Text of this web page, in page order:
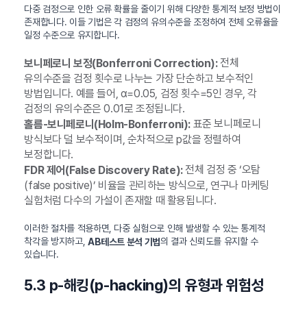
다중 검정으로 인한 오류 확률을 줄이기 위해 다양한 통계적 보정 방법이
존재합니다. 이들 기법은 각 검정의 유의수준을 조정하여 전체 오류율을
일정 수준으로 유지합니다.
보니페로니 보정(Bonferroni Correction):전체
유의수준을 검정 횟수로 나누는 가장 단순하고 보수적인
방법입니다. 예를 들어, α=0.05, 검정 횟수=5인 경우, 각
검정의 유의수준은 0.01로 조정됩니다.
홀름-보니페로니(Holm-Bonferroni):표준 보니페로니
방식보다 덜 보수적이며, 순차적으로 p값을 정렬하여
보정합니다.
FDR 제어(False Discovery Rate):전체 검정 중 ‘오탐
(false positive)’ 비율을 관리하는 방식으로, 연구나 마케팅
실험처럼 다수의 가설이 존재할 때 활용됩니다.
이러한 절차를 적용하면, 다중 실험으로 인해 발생할 수 있는 통계적
착각을 방지하고, AB테스트 분석 기법의 결과 신뢰도를 유지할 수
있습니다.
5.3 p-해킹(p-hacking)의 유형과 위험성